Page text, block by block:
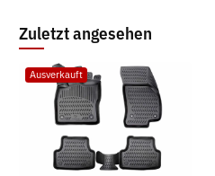
Zuletzt angesehen
Ausverkauft